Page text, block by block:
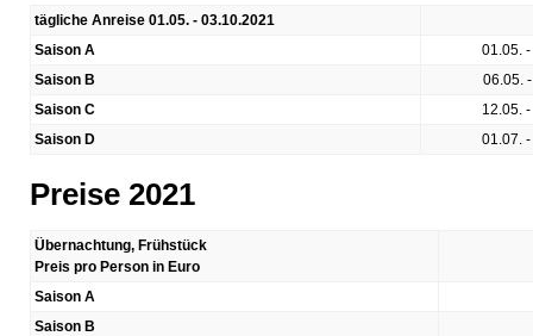
tägliche Anreise 01.05. - 03.10.2021
Saison A
01.05.
Saison B
06.05.
Saison C
12.05.
Saison D
01.07.
Preise 2021
Übernachtung, Frühstück
Preis pro Person in Euro
Saison A
Saison B